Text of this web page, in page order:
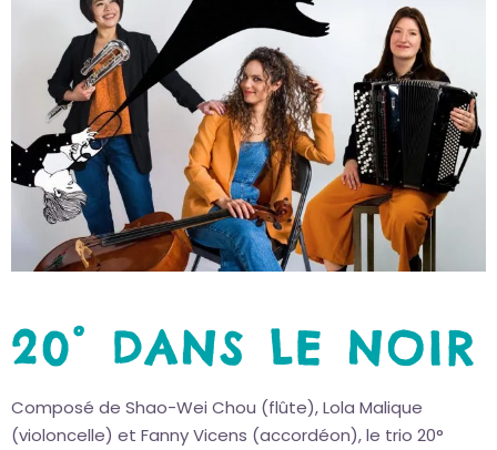
20° DANS LE NOIR
Composé de Shao-Wei Chou (flûte), Lola Malique
(violoncelle) et Fanny Vicens (accordéon), le trio 20°